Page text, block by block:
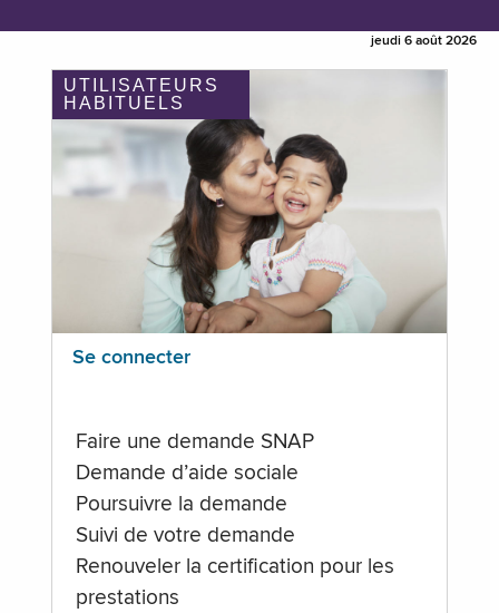
jeudi 6 août 2026
UTILISATEURS
HABITUELS
Se connecter
Faire une demande SNAP
Demande d’aide sociale
Poursuivre la demande
Suivi de votre demande
Renouveler la certification pour les
prestations